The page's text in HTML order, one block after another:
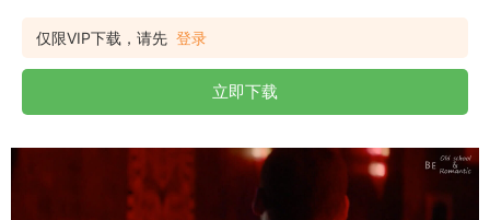
仅限VIP下载，请先 登录
立即下载